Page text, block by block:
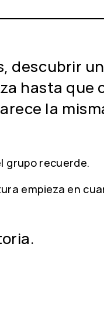
descubrir
hasta que
la
grupo recuerde.
empieza en